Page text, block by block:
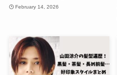
February 14, 2026